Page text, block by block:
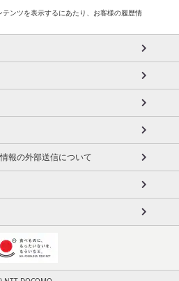
ンツを表示するにあたり、お客様の履歴情
報の外部送信について